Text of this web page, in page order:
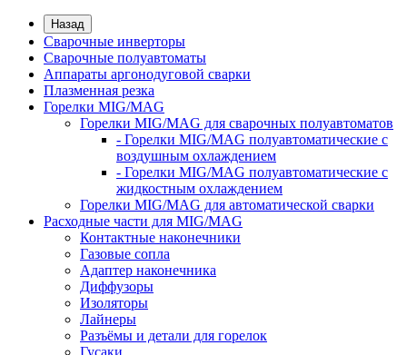
Назад
Сварочные инверторы
Сварочные полуавтоматы
Аппараты аргонодуговой сварки
Плазменная резка
Горелки MIG/MAG
Горелки MIG/MAG для сварочных полуавтоматов
- Горелки MIG/MAG полуавтоматические с
воздушным охлаждением
- Горелки MIG/MAG полуавтоматические с
жидкостным охлаждением
Горелки MIG/MAG для автоматической сварки
Расходные части для MIG/MAG
Контактные наконечники
Газовые сопла
Адаптер наконечника
Диффузоры
Изоляторы
Лайнеры
Разъёмы и детали для горелок
Гусаки